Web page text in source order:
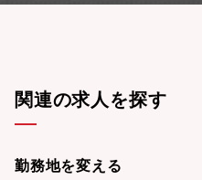
関連の求人を探す
勤務地を変える